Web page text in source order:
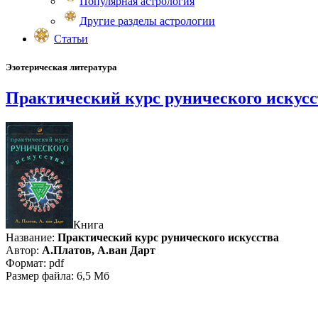
Другие разделы астрологии
Статьи
Эзотерическая литература
Практический курс рунического
Книга
Название: Практический курс рунического искусства
Автор: А.Платов, А.ван Дарт
Формат: pdf
Размер файла: 6,5 Мб